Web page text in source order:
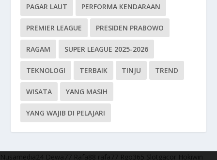
PAGAR LAUT PERFORMA KENDARAAN
PREMIER LEAGUE PRESIDEN PRABOWO
RAGAM SUPER LEAGUE 2025-2026
TEKNOLOGI TERBAIK TINJU TREND
WISATA YANG MASIH
YANG WAJIB DI PELAJARI
Nusamedia24 Dewa77 Rafa88 rafa77 Rgo365 Slotgacor Hokiwin